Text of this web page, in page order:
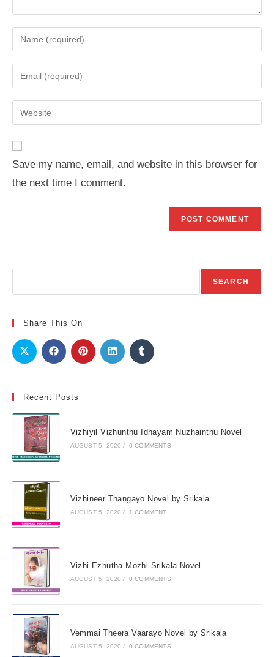
Enter
your
name
comment
Enter
your
email
address
Enter
your
URL
(optional)
Save my name, email, and website in this browser for
the next time I comment.
SEARCH
Share This On
Recent Posts
Vizhiyil Vizhunthu Idhayam Nuzhainthu Novel
AUGUST 5, 2020 / 0 COMMENTS
Vizhineer Thangayo Novel by Srikala
AUGUST 5, 2020 / 1 COMMENT
Vizhi Ezhutha Mozhi Srikala Novel
AUGUST 5, 2020 / 0 COMMENTS
Vemmai Theera Vaarayo Novel by Srikala
AUGUST 5, 2020 / 0 COMMENTS